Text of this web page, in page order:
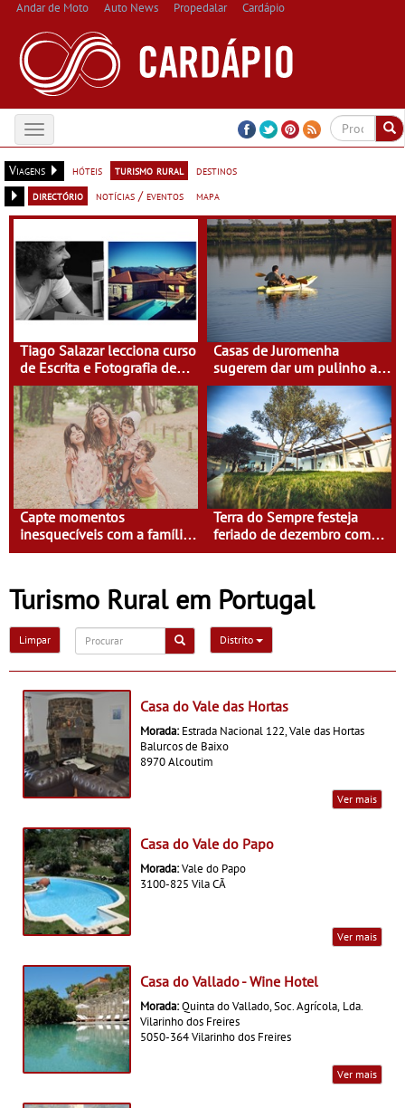
Andar de Moto Auto News Propedalar Cardápio
Toggle
navigation
Viagens
hóteis turismo rural
destinos
directório
notícias / eventos mapa
Tiago Salazar lecciona curso
de Escrita e Fotografia de
Viagens na Casa do Eido –
Gerês
Casas de Juromenha
sugerem dar um pulinho a
Espanha de caiaque
Capte momentos
inesquecíveis com a família
na Terra do Sempre
Terra do Sempre festeja
feriado de dezembro com
Isabel Saldanha
Turismo Rural em Portugal
Limpar Distrito
Casa do Vale das Hortas
Morada: Estrada Nacional 122, Vale das Hortas
Balurcos de Baixo
8970 Alcoutim
Ver mais
Casa do Vale do Papo
Morada:Vale do Papo
3100-825 Vila CÃ
Ver mais
Casa do Vallado - Wine Hotel
Morada:Quinta do Vallado, Soc. Agrícola, Lda.
Vilarinho dos Freires
5050-364 Vilarinho dos Freires
Ver mais